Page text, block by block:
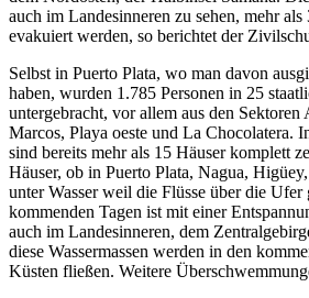
auch im Landesinneren zu sehen, mehr
evakuiert werden, so berichtet der
Selbst in Puerto Plata, wo man davon
haben, wurden 1.785 Personen in 25
untergebracht, vor allem aus den Sektoren
Marcos, Playa oeste und La Chocolatera.
sind bereits mehr als 15 Häuser komplett
Häuser, ob in Puerto Plata, Nagua,
unter Wasser weil die Flüsse über die Ufer
kommenden Tagen ist mit einer
auch im Landesinneren, dem
diese Wassermassen werden in den
Küsten fließen. Weitere